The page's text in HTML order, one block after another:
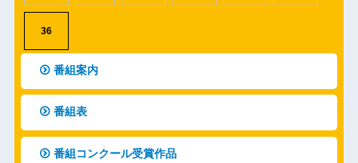
36
番組案内
番組表
番組コンクール受賞作品